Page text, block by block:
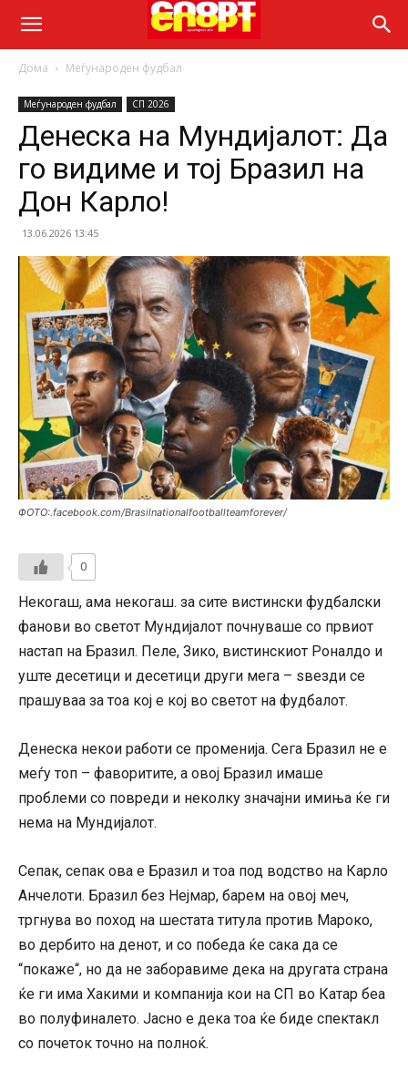
Дома Меѓународен фудбал
Меѓународен фудбал СП 2026
Денеска на Мундијалот: Да
го видиме и тој Бразил на
Дон Карло!
13.06.2026 13:45
ФОТО:.facebook.com/Brasilnationalfootballteamforever/
0
Некогаш, ама некогаш. за сите вистински фудбалски
фанови во светот Мундијалот почнуваше со првиот
настап на Бразил. Пеле, Зико, вистинскиот Роналдо и
уште десетици и десетици други мега – ѕвезди се
прашуваа за тоа кој е кој во светот на фудбалот.
Денеска некои работи се променија. Сега Бразил не е
меѓу топ – фаворитите, а овој Бразил имаше
проблеми со повреди и неколку значајни имиња ќе ги
нема на Мундијалот.
Сепак, сепак ова е Бразил и тоа под водство на Карло
Анчелоти. Бразил без Нејмар, барем на овој меч,
тргнува во поход на шестата титула против Мароко,
во дербито на денот, и со победа ќе сака да се
“покаже“, но да не заборавиме дека на другата страна
ќе ги има Хакими и компанија кои на СП во Катар беа
во полуфиналето. Јасно е дека тоа ќе биде спектакл
со почеток точно на полноќ.